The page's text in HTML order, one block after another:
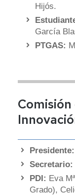
Hijós.
García
PTGAS:
Presidente:
Secretario:
PDI: Eva
Grado),